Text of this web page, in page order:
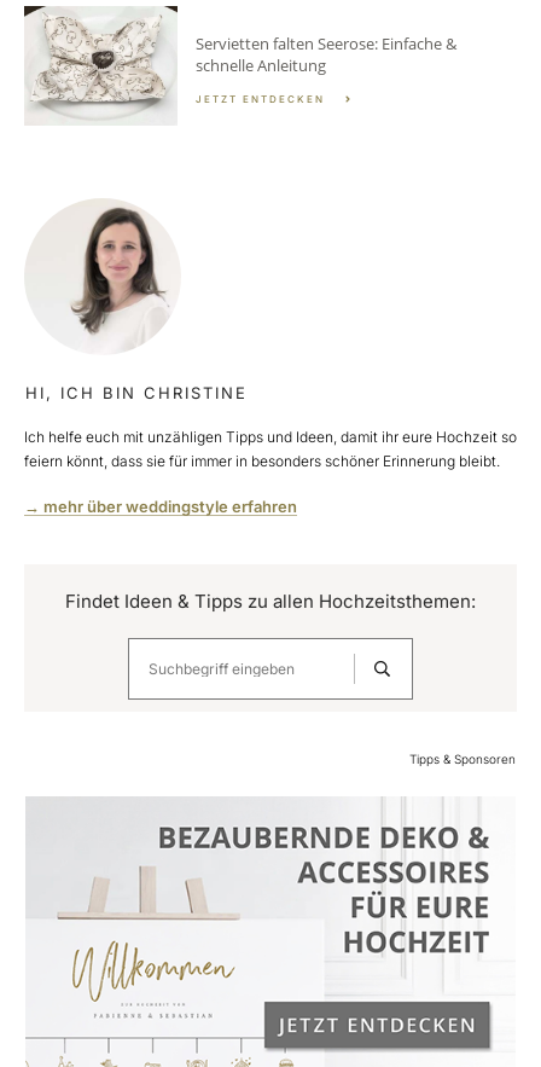
Servietten falten Seerose: Einfache &
schnelle Anleitung
JETZT ENTDECKEN
HI, ICH BIN CHRISTINE
Ich helfe euch mit unzähligen Tipps und Ideen, damit ihr eure Hochzeit so
feiern könnt, dass sie für immer in besonders schöner Erinnerung bleibt.
→ mehr über weddingstyle erfahren
Findet Ideen & Tipps zu allen Hochzeitsthemen:
Tipps & Sponsoren